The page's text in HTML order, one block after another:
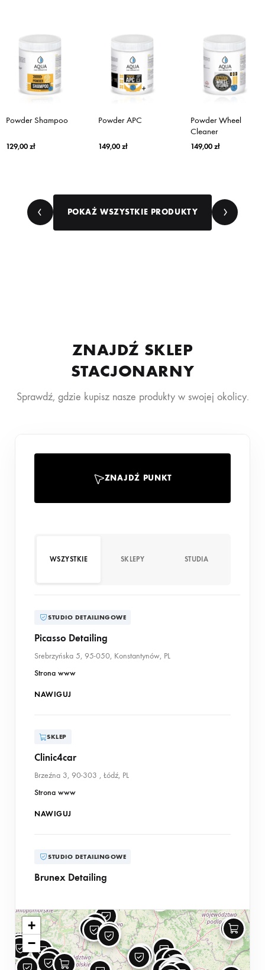
Powder Shampoo
129,00 zł
Powder APC
149,00 zł
Powder Wheel
Cleaner
149,00 zł
POKAŻ WSZYSTKIE PRODUKTY
ZNAJDŹ SKLEP
STACJONARNY
Sprawdź, gdzie kupisz nasze produkty w swojej okolicy.
ZNAJDŹ PUNKT
WSZYSTKIE SKLEPY STUDIA
STUDIO DETAILINGOWE
Picasso Detailing
Srebrzyńska 5, 95-050, Konstantynów, PL
Strona www
NAWIGUJ
SKLEP
Clinic4car
Brzeźna 3, 90-303 , Łódź, PL
Strona www
NAWIGUJ
STUDIO DETAILINGOWE
Brunex Detailing
NAWIGUJ
STUDIO DETAILINGOWE
+
−